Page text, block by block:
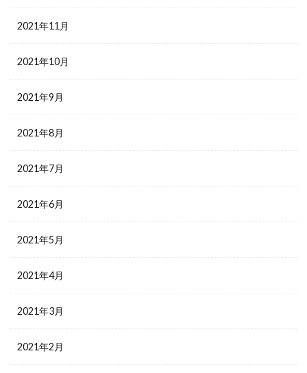
2021年11月
2021年10月
2021年9月
2021年8月
2021年7月
2021年6月
2021年5月
2021年4月
2021年3月
2021年2月